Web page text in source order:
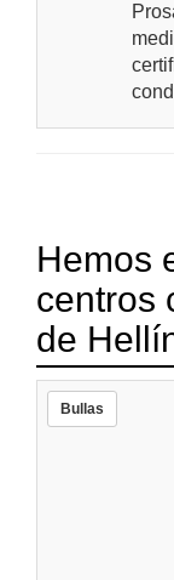
Hemos
centros
de
Bullas